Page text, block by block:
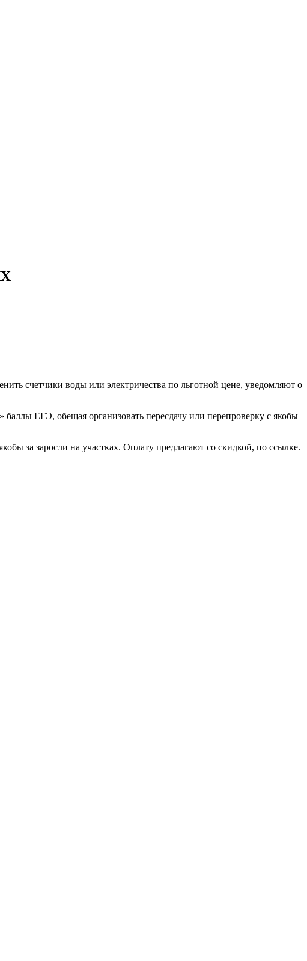
счетчики воды или электричества по льготной цене, уведомляют о
ЕГЭ, обещая организовать пересдачу или перепроверку с якобы
за заросли на участках. Оплату предлагают со скидкой, по ссылке.